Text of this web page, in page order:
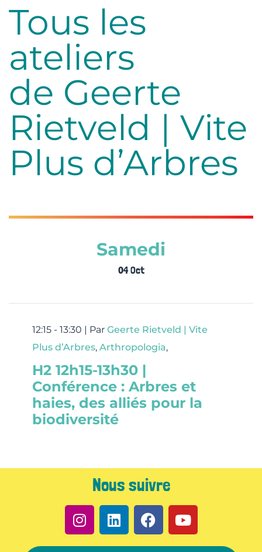
Tous les
ateliers
de Geerte
Rietveld | Vite
Plus d’Arbres
Samedi
04 Oct
12:15 - 13:30 | Par Geerte Rietveld | Vite
Plus d’Arbres, Arthropologia,
H2 12h15-13h30 |
Conférence : Arbres et
haies, des alliés pour la
biodiversité
Nous suivre